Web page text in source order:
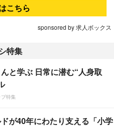
こちら
sponsored by 求人ボックス
特集
と学ぶ 日常に潜む“人身取
特集
が40年にわたり支える「小学